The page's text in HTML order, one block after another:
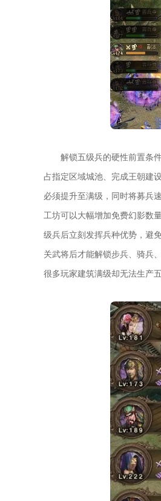
解锁五级兵的硬性前置条
占指定区域城池、完成王朝建
必须提升至满级，同时将募兵
工坊可以大幅增加免费幻影数
级兵后立刻发挥兵种优势，避
关武将后才能解锁步兵、骑兵
很多玩家建筑满级却无法生产